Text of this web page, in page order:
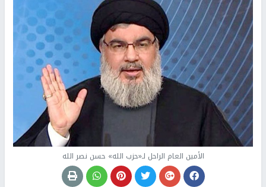
الأمين العام الراحل لـ«حزب الله» حسن نصر الله